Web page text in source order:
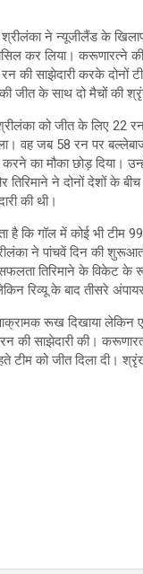
श्रीलंका ने न्यूजीलैंड के
कर लिया। करूणारत्ने
साझेदारी करके दोनों
जीत के साथ दो मैचों की
को जीत के लिए 22
वह जब 58 रन पर
का मौका छोड़ दिया।
ने दोनों देशों के बीच
की थी।
कि गॉल में कोई भी टीम
ने पांचवें दिन की
तिरिमाने के विकेट के
रिव्यू के बाद तीसरे
रूख दिखाया लेकिन
की साझेदारी की।
टीम को जीत दिला दी।